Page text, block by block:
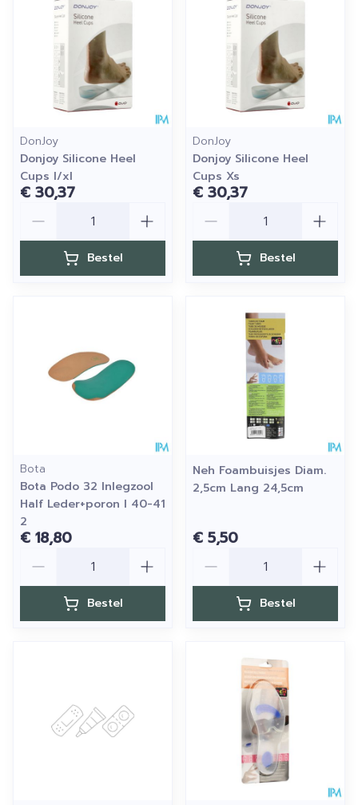
DonJoy
Donjoy Silicone Heel
Cups l/xl
€ 30,37
Bestel
DonJoy
Donjoy Silicone Heel
Cups Xs
€ 30,37
Bestel
Bota
Bota Podo 32 Inlegzool
Half Leder+poron l 40-41
2
€ 18,80
Bestel
Neh Foambuisjes Diam.
2,5cm Lang 24,5cm
€ 5,50
Bestel